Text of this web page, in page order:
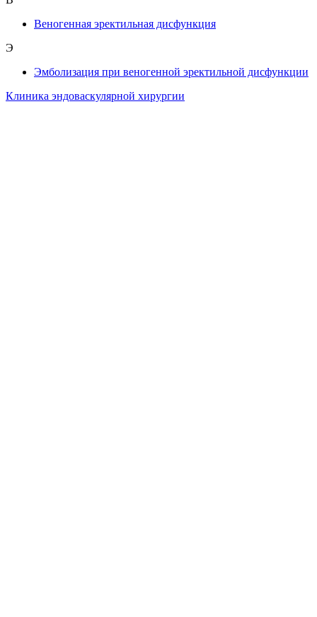
Веногенная эректильная дисфункция
Э
Эмболизация при веногенной эректильной дисфункции
Клиника эндоваскулярной хирургии